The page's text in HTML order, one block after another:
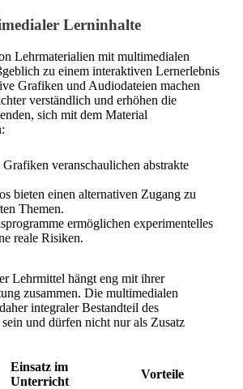
Lerninhalte
Lehrmaterialien mit multimedialen
zu einem interaktiven Lernerlebnis
Grafiken und Audiodateien machen
verständlich und erhöhen die
sich mit dem Material
veranschaulichen abstrakte
bieten einen alternativen Zugang zu
Themen.
ermöglichen experimentelles
reale Risiken.
Lehrmittel hängt eng mit ihrer
zusammen. Die multimedialen
integraler Bestandteil des
und dürfen nicht nur als Zusatz
Einsatz im
Unterricht
Vorteile